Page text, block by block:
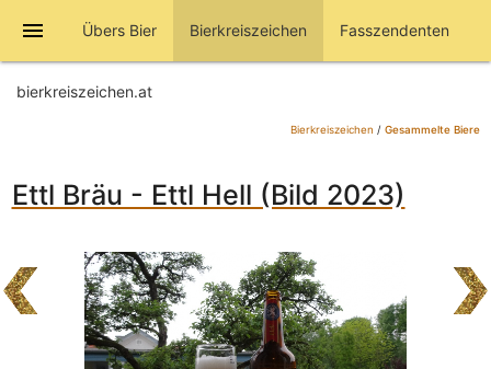
menu Übers Bier Bierkreiszeichen Fasszendenten
bierkreiszeichen.at
Bierkreiszeichen / Gesammelte Biere
Ettl Bräu - Ettl Hell (Bild 2023)